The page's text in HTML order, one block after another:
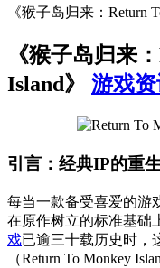
《猴子岛归来：Return
《猴子岛归来
Island》 游戏
引言：经典IP的重生
每当一款备受喜爱的游
在原作树立的标准基础
戏已逾三十载历史时，
（Return To Monkey